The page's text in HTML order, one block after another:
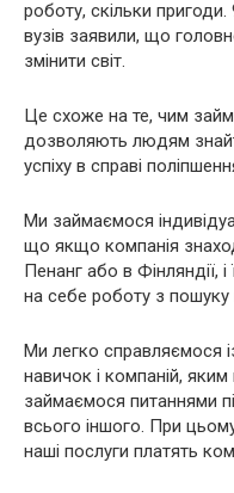
роботу, скільки
вузів заявили, що
змінити світ.
Це схоже на те, чим
дозволяють людям
успіху в справі
Ми займаємося
що якщо компанія
Пенанг або в Фінляндії,
на себе роботу з пошуку
Ми легко справляємося
навичок і компаній, яким
займаємося питаннями
всього іншого. При
наші послуги платять